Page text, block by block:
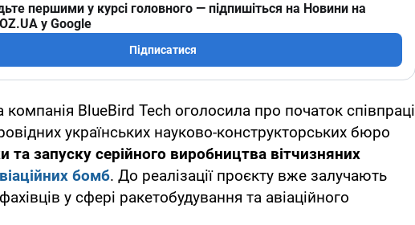
першими у курсі головного — підпишіться на Новини на
у Google
Підписатися
компанія BlueBird Tech оголосила про початок співпраці
українських науково-конструкторських бюро
та запуску серійного виробництва вітчизняних
бомб. До реалізації проєкту вже залучають
у сфері ракетобудування та авіаційного